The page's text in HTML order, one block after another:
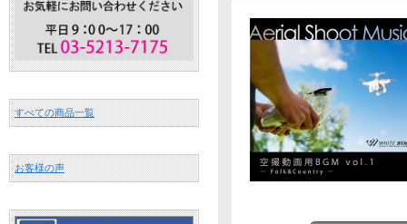
すべての商品一覧
お客様の声